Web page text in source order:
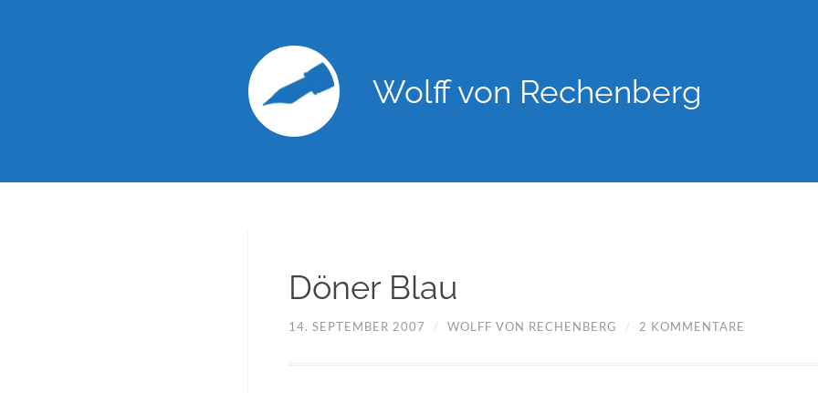
Wolff von Rechenberg
Döner Blau
14. SEPTEMBER 2007 / WOLFF VON RECHENBERG / 2 KOMMENTARE